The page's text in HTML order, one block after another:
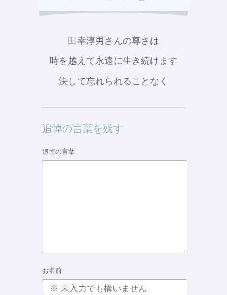
田幸淳男さんの尊さは
時を越えて永遠に生き続けます
決して忘れられることなく
追悼の言葉を残す
追悼の言葉
お名前